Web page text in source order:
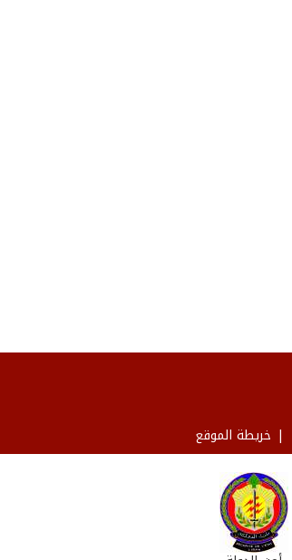
خريطة الموقع